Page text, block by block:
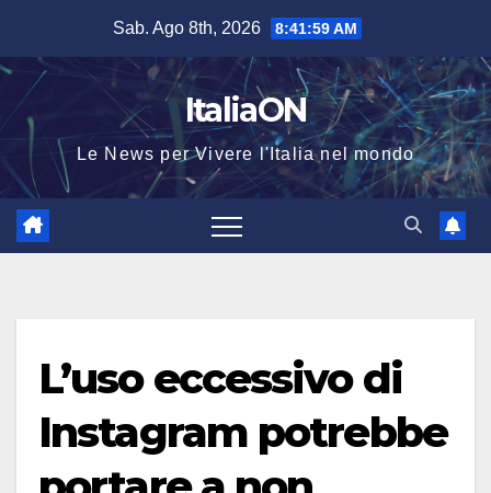
contenuto
Sab. Ago 8th, 2026 8:42:00 AM
ItaliaON
Le News per Vivere l'Italia nel mondo
L’uso eccessivo di
Instagram potrebbe